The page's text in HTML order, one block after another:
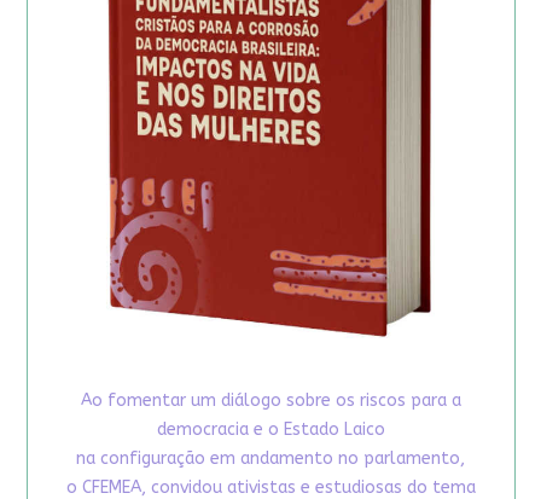
Ao fomentar um diálogo sobre os riscos para a
democracia e o Estado Laico
na configuração em andamento no parlamento,
o CFEMEA, convidou ativistas e estudiosas do tema